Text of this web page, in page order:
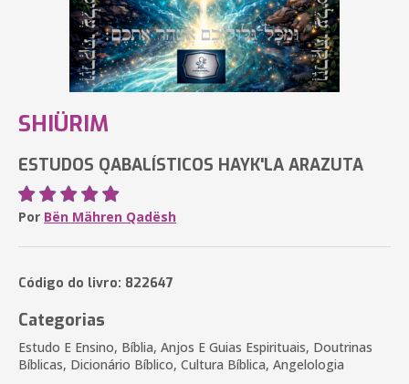
SHIÜRIM
ESTUDOS QABALÍSTICOS HAYK'LA ARAZUTA
Por Bën Mähren Qadësh
Código do livro: 822647
Categorias
Estudo E Ensino, Bíblia, Anjos E Guias Espirituais, Doutrinas
Bíblicas, Dicionário Bíblico, Cultura Bíblica, Angelologia